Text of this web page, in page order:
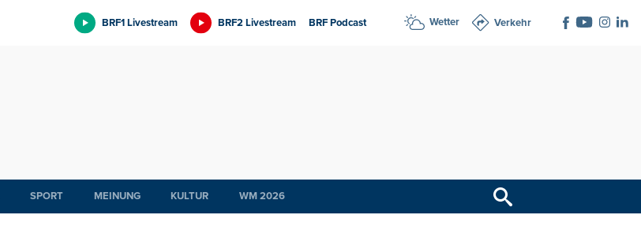
BRF1 Livestream BRF2 Livestream BRF Podcast Wetter Verkehr
SPORT MEINUNG KULTUR WM 2026